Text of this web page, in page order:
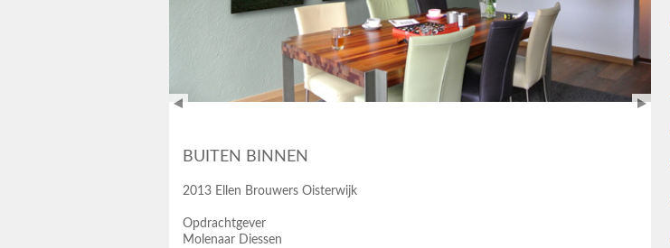
BUITEN BINNEN
2013 Ellen Brouwers Oisterwijk
Opdrachtgever
Molenaar Diessen